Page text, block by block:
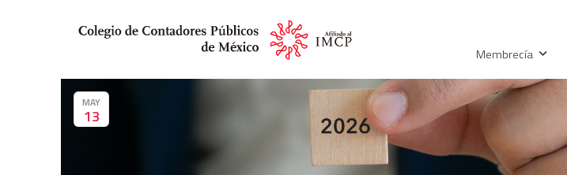
Membrecía
MAY
13